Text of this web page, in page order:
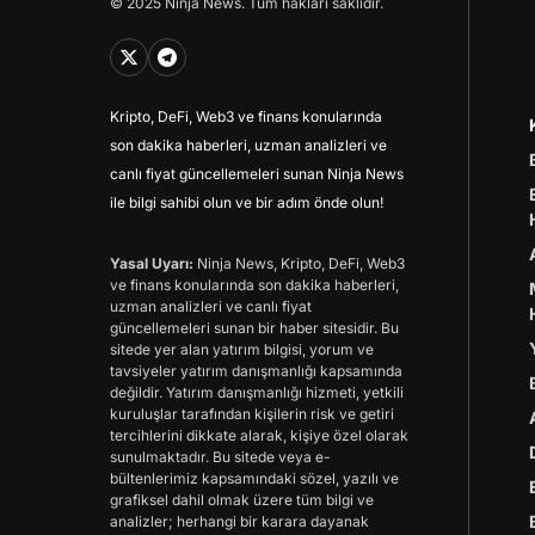
Kripto, DeFi, Web3 ve finans konularında
son dakika haberleri, uzman analizleri ve
canlı fiyat güncellemeleri sunan Ninja News
ile bilgi sahibi olun ve bir adım önde olun!
Yasal Uyarı: Ninja News, Kripto, DeFi, Web3
ve finans konularında son dakika haberleri,
uzman analizleri ve canlı fiyat
güncellemeleri sunan bir haber sitesidir. Bu
sitede yer alan yatırım bilgisi, yorum ve
tavsiyeler yatırım danışmanlığı kapsamında
değildir. Yatırım danışmanlığı hizmeti, yetkili
kuruluşlar tarafından kişilerin risk ve getiri
tercihlerini dikkate alarak, kişiye özel olarak
sunulmaktadır. Bu sitede veya e-
bültenlerimiz kapsamındaki sözel, yazılı ve
grafiksel dahil olmak üzere tüm bilgi ve
analizler; herhangi bir karara dayanak